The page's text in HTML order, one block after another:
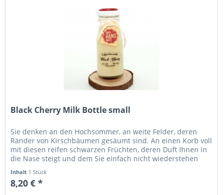
Black Cherry Milk Bottle small
Sie denken an den Hochsommer, an weite Felder, deren
Ränder von Kirschbäumen gesäumt sind. An einen Korb voll
mit diesen reifen schwarzen Früchten, deren Duft Ihnen in
die Nase steigt und dem Sie einfach nicht wiederstehen
Inhalt 1 Stück
8,20 € *